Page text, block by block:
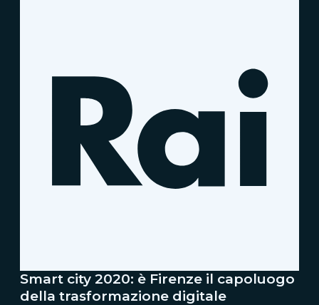
Smart city 2020: è Firenze il capoluogo
della trasformazione digitale